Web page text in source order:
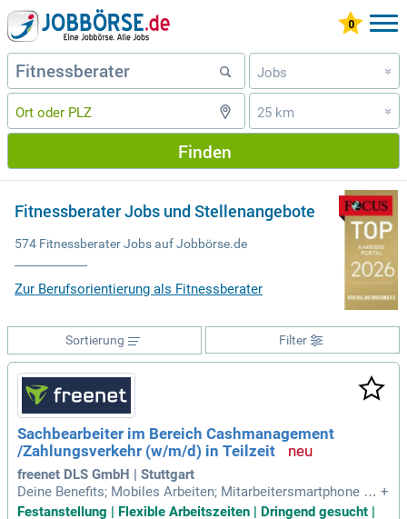
Jobs »
25 km »
Finden
Fitnessberater Jobs und Stellenangebote
574 Fitnessberater Jobs auf Jobbörse.de
Zur Berufsorientierung als Fitnessberater
Filter
Sortierung
Sachbearbeiter im Bereich Cashmanagement
/Zahlungsverkehr (w/m/d) in Teilzeit
freenet DLS GmbH | Stuttgart
Deine Benefits; Mobiles Arbeiten; Mitarbeitersmartphone Ta
rife; Zuschuss zum; Deutschland-Ticket; Mitarbeiterfahrzeu
+
Festanstellung | Flexible Arbeitszeiten | Dringend gesucht |